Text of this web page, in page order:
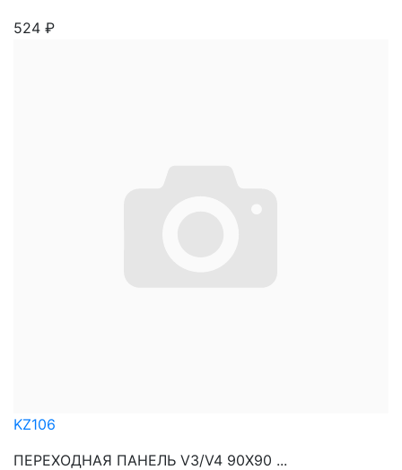
524 ₽
KZ106
ПЕРЕХОДНАЯ ПАНЕЛЬ V3/V4 90X90 ...